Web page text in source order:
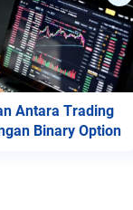
Antara Trading
Binary Option